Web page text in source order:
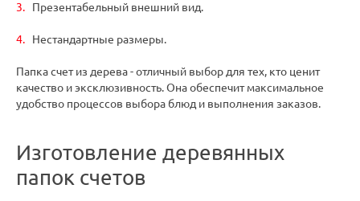
Презентабельный внешний вид.
Нестандартные размеры.
Папка счет из дерева - отличный выбор для тех, кто ценит
качество и эксклюзивность. Она обеспечит максимальное
удобство процессов выбора блюд и выполнения заказов.
Изготовление деревянных
папок счетов